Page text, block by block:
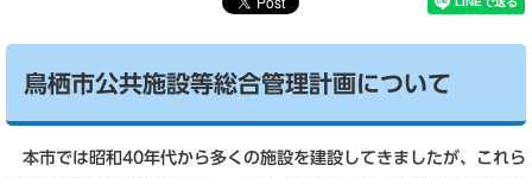
鳥栖市公共施設等総合管理計画について
本市では昭和40年代から多くの施設を建設してきましたが、これら